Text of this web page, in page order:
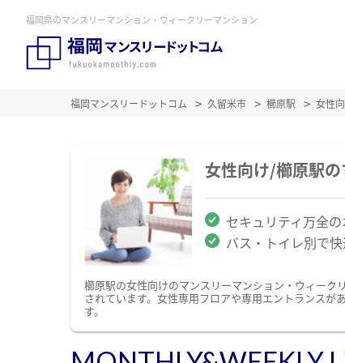
福岡県のマンスリーマンション・ウィークリーマンション
福岡マンスリードットコム 久留米市 櫛原駅 女性
女性向け/櫛原駅
セキュリティ万全
バス・トイレ別で
櫛原駅の女性向けのマンスリーマンション・ウィー
されています。女性専用フロアや専用エントランスが
す。